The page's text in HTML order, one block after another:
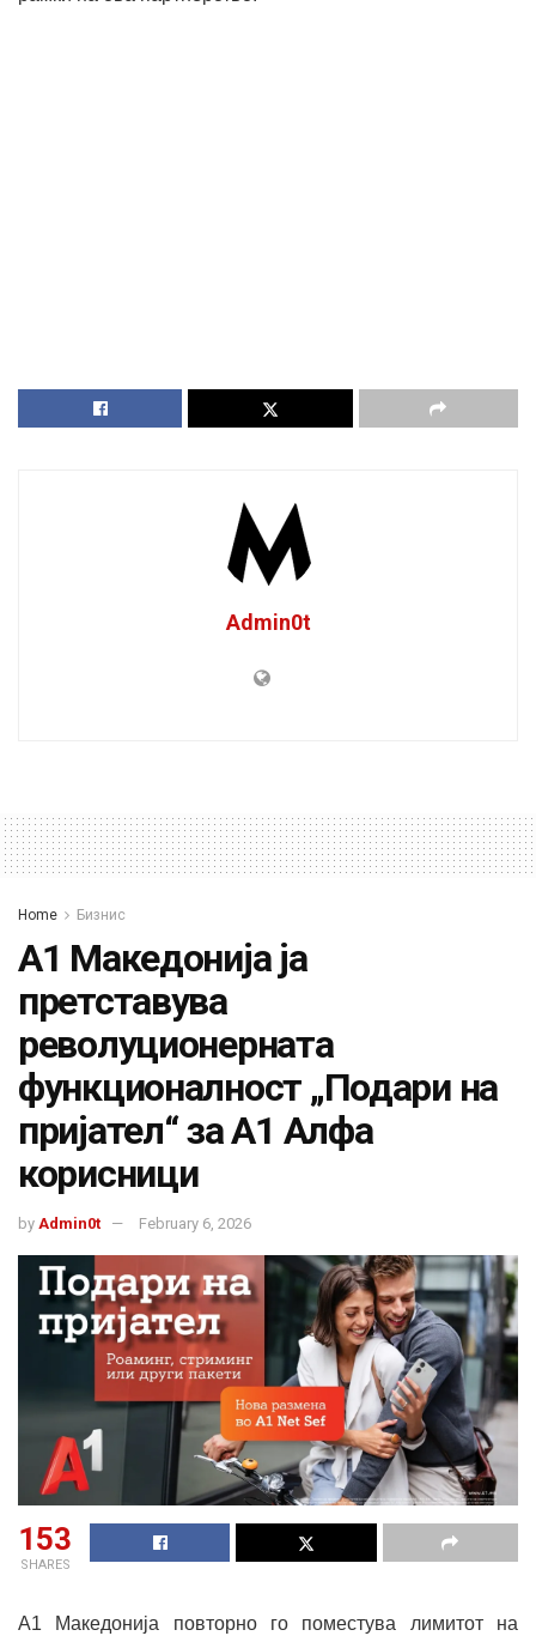
Admin0t
Home Бизнис
А1 Македонија ја
претставува
револуционерната
функционалност „Подари на
пријател“ за А1 Алфа
корисници
by Admin0t February 6, 2026
153
SHARES
А1 Македонија повторно го поместува лимитот на